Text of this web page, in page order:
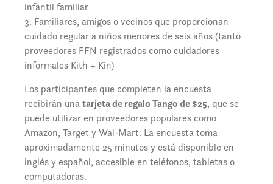
infantil familiar
3. Familiares, amigos o vecinos que proporcionan
cuidado regular a niños menores de seis años (tanto
proveedores FFN registrados como cuidadores
informales Kith + Kin)
Los participantes que completen la encuesta
recibirán unatarjeta de regalo Tango de $25, que se
puede utilizar en proveedores populares como
Amazon, Target y Wal-Mart. La encuesta toma
aproximadamente 25 minutos y está disponible en
inglés y español, accesible en teléfonos, tabletas o
computadoras.